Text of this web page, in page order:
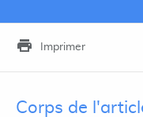
Imprimer
Corps de